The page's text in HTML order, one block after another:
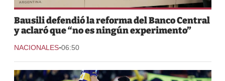
Bausili defendió la reforma del Banco Central
y aclaró que “no es ningún experimento”
NACIONALES-06:50